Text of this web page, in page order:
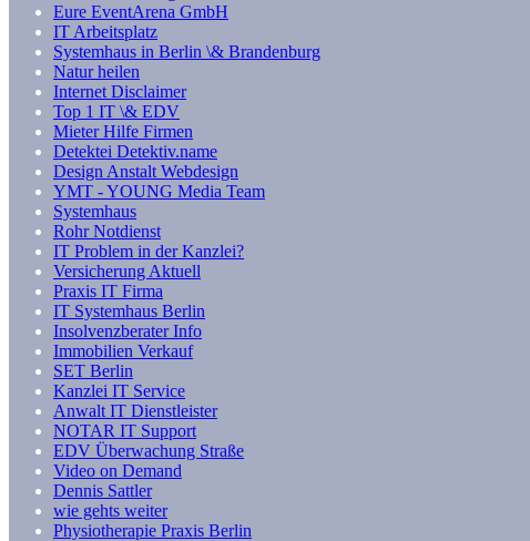
Eure EventArena GmbH
IT Arbeitsplatz
Systemhaus in Berlin \& Brandenburg
Natur heilen
Internet Disclaimer
Top 1 IT \& EDV
Mieter Hilfe Firmen
Detektei Detektiv.name
Design Anstalt Webdesign
YMT - YOUNG Media Team
Systemhaus
Rohr Notdienst
IT Problem in der Kanzlei?
Versicherung Aktuell
Praxis IT Firma
IT Systemhaus Berlin
Insolvenzberater Info
Immobilien Verkauf
SET Berlin
Kanzlei IT Service
Anwalt IT Dienstleister
NOTAR IT Support
EDV Überwachung Straße
Video on Demand
Dennis Sattler
wie gehts weiter
Physiotherapie Praxis Berlin